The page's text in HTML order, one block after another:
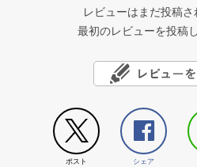
レビューはまだ投稿さ
最初のレビューを投稿
ポスト シェア